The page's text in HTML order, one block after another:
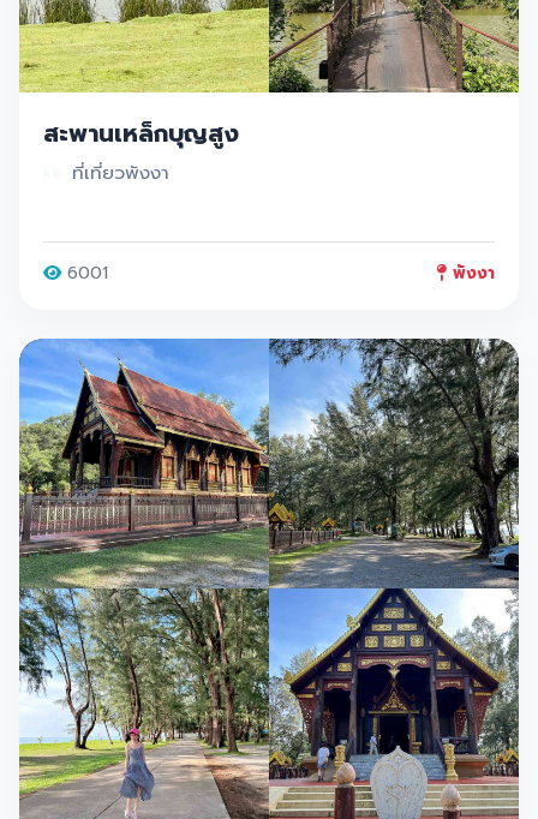
สะพานเหล็กบุญสูง
ที่เที่ยวพังงา
6001 พังงา